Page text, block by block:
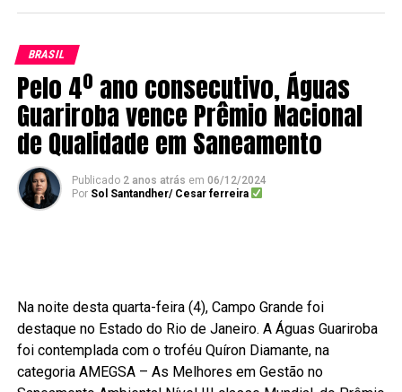
BRASIL
Pelo 4º ano consecutivo, Águas
Guariroba vence Prêmio Nacional
de Qualidade em Saneamento
Publicado 2 anos atrás em 06/12/2024
Por Sol Santandher/ Cesar ferreira
Na noite desta quarta-feira (4), Campo Grande foi
destaque no Estado do Rio de Janeiro. A Águas Guariroba
foi contemplada com o troféu Quíron Diamante, na
categoria AMEGSA – As Melhores em Gestão no